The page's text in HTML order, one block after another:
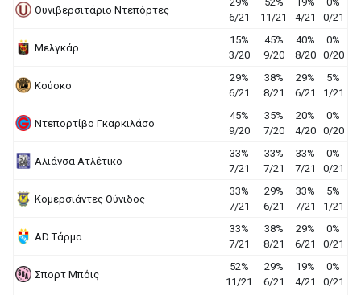
Ουνιβερσιτάριο Ντεπόρτες
6/21
11/21
4/21
0/21
Μελγκάρ
15%
3/20
45%
9/20
40%
8/20
0%
0/20
Κούσκο
29%
6/21
38%
8/21
29%
6/21
5%
1/21
Ντεπορτίβο Γκαρκιλάσο
45%
9/20
35%
7/20
20%
4/20
0%
0/20
Αλιάνσα Ατλέτικο
33%
7/21
33%
7/21
33%
7/21
0%
0/21
Κομερσιάντες Ούνιδος
33%
7/21
29%
6/21
33%
7/21
5%
1/21
AD Τάρμα
33%
7/21
38%
8/21
29%
6/21
0%
0/21
Σπορτ Μπόις
52%
11/21
29%
6/21
19%
4/21
0%
0/21